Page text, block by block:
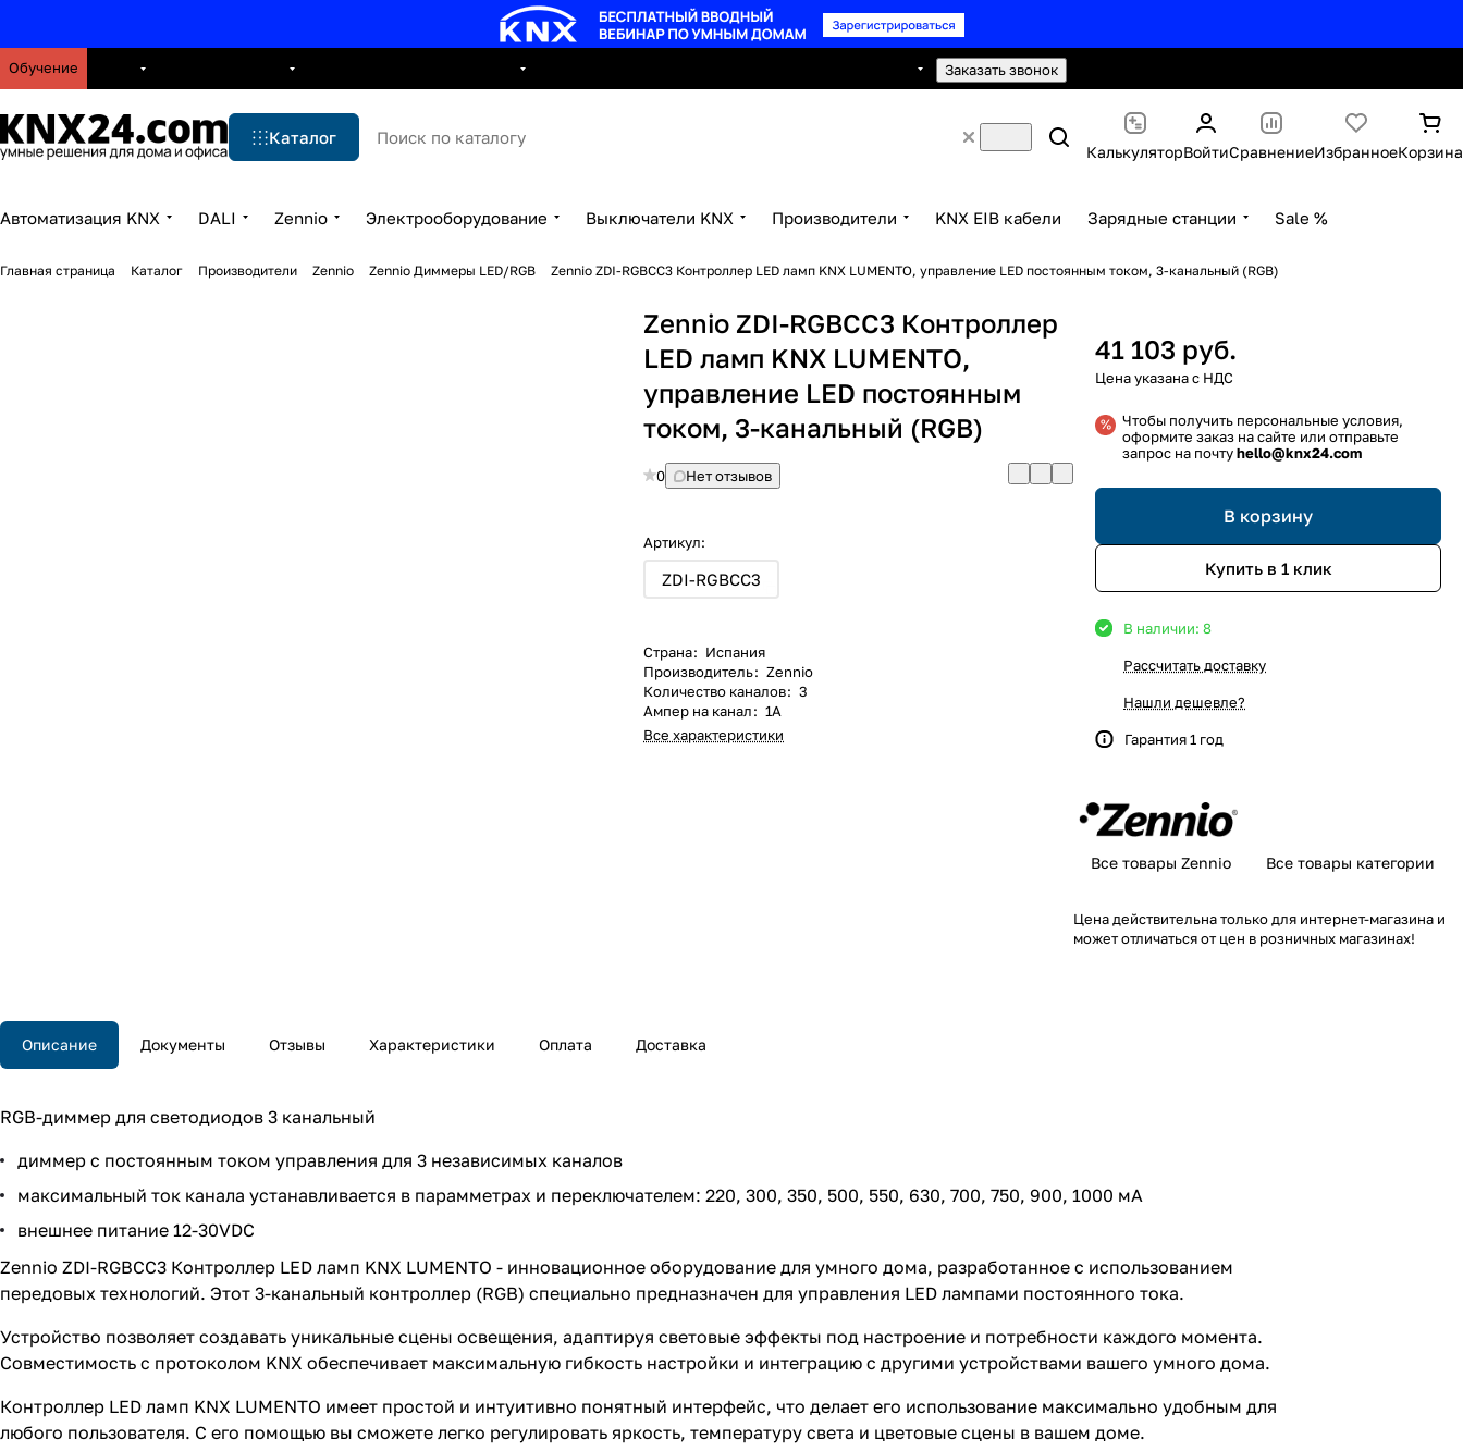
Обучение Заказать звонок
Каталог
КалькуляторВойтиСравнениеИзбранноеКорзина
Автоматизация KNX DALI Zennio Электрооборудование Выключатели KNX Производители KNX EIB кабели Зарядные станции Sale %
Главная страница Каталог Производители Zennio Zennio Диммеры LED/RGB Zennio ZDI-RGBCC3 Контроллер LED ламп KNX LUMENTO, управление LED постоянным током, 3-канальный (RGB)
Zennio ZDI-RGBCC3 Контроллер
LED ламп KNX LUMENTO,
управление LED постоянным
током, 3-канальный (RGB)
0 Нет отзывов
Артикул:
ZDI-RGBCC3
Страна: Испания
Производитель: Zennio
Количество каналов: 3
Ампер на канал: 1A
Все характеристики
41 103 руб.
Чтобы получить персональные условия,
оформите заказ на сайте или отправьте
запрос на почтуhello@knx24.com
В корзину
Купить в 1 клик
В наличии: 8
Рассчитать доставку
Нашли дешевле?
Гарантия 1 год
Все товары Zennio Все товары категории
Цена действительна только для интернет-магазина и
может отличаться от цен в розничных магазинах!
Описание Документы Отзывы Характеристики Оплата Доставка
RGB-диммер для светодиодов 3 канальный
диммер с постоянным током управления для 3 независимых каналов
максимальный ток канала устанавливается в парамметрах и переключателем: 220, 300, 350, 500, 550, 630, 700, 750, 900, 1000 мА
внешнее питание 12-30VDC
Zennio ZDI-RGBCC3 Контроллер LED ламп KNX LUMENTO - инновационное оборудование для умного дома, разработанное с использованием
передовых технологий. Этот 3-канальный контроллер (RGB) специально предназначен для управления LED лампами постоянного тока.
Устройство позволяет создавать уникальные сцены освещения, адаптируя световые эффекты под настроение и потребности каждого момента.
Совместимость с протоколом KNX обеспечивает максимальную гибкость настройки и интеграцию с другими устройствами вашего умного дома.
Контроллер LED ламп KNX LUMENTO имеет простой и интуитивно понятный интерфейс, что делает его использование максимально удобным для
любого пользователя. С его помощью вы сможете легко регулировать яркость, температуру света и цветовые сцены в вашем доме.